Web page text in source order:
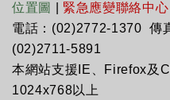
位置圖
緊急應變聯絡中心
電話：(02)2772-1370 傳
(02)2711-5891
本網站支援IE、Firefox及
1024x768以上